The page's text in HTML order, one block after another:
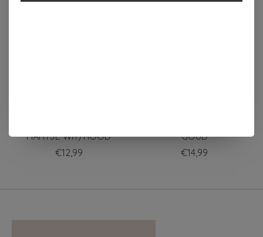
HARTJE WIT/ROOD
€12,99
GOUD
€14,99